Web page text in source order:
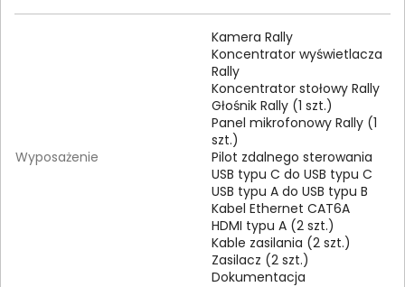
Wyposażenie
Kamera Rally
Koncentrator wyświetlacza
Rally
Koncentrator stołowy Rally
Głośnik Rally (1 szt.)
Panel mikrofonowy Rally (1
szt.)
Pilot zdalnego sterowania
USB typu C do USB typu C
USB typu A do USB typu B
Kabel Ethernet CAT6A
HDMI typu A (2 szt.)
Kable zasilania (2 szt.)
Zasilacz (2 szt.)
Dokumentacja